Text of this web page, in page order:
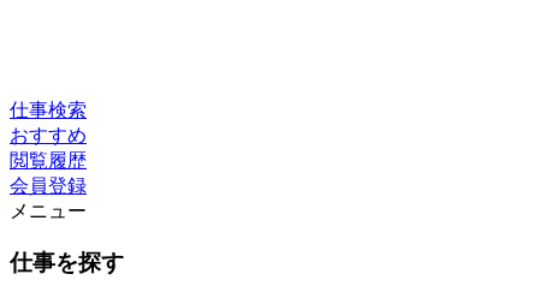
仕事検索
おすすめ
閲覧履歴
会員登録
メニュー
仕事を探す